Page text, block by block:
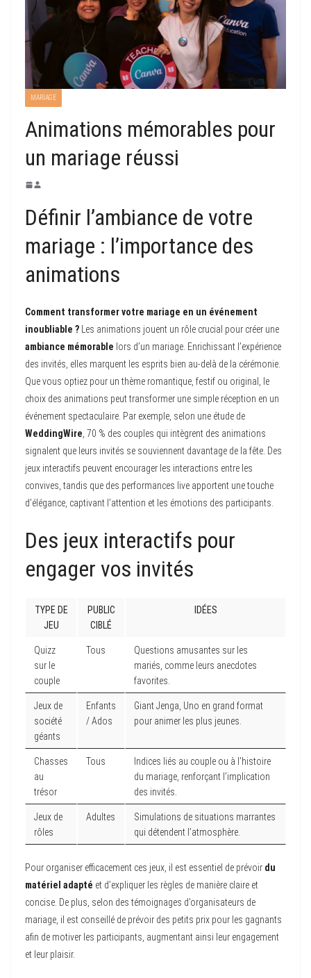
MARIAGE
Animations mémorables pour
un mariage réussi
Définir l’ambiance de votre
mariage : l’importance des
animations
Comment transformer votre mariage en un événement
inoubliable ? Les animations jouent un rôle crucial pour créer une
ambiance mémorable lors d’un mariage. Enrichissant l’expérience
des invités, elles marquent les esprits bien au-delà de la cérémonie.
Que vous optiez pour un thème romantique, festif ou original, le
choix des animations peut transformer une simple réception en un
événement spectaculaire. Par exemple, selon une étude de
WeddingWire , 70 % des couples qui intègrent des animations
signalent que leurs invités se souviennent davantage de la fête. Des
jeux interactifs peuvent encourager les interactions entre les
convives, tandis que des performances live apportent une touche
d’élégance, captivant l’attention et les émotions des participants.
Des jeux interactifs pour
engager vos invités
TYPE DE
JEU
PUBLIC
CIBLÉ
IDÉES
Quizz
sur le
couple
Tous
Questions amusantes sur les
mariés, comme leurs anecdotes
favorites.
Jeux de
société
géants
Enfants
/ Ados
Giant Jenga, Uno en grand format
pour animer les plus jeunes.
Chasses
au
trésor
Tous
Indices liés au couple ou à l’histoire
du mariage, renforçant l’implication
des invités.
Jeux de
rôles
Adultes
Simulations de situations marrantes
qui détendent l’atmosphère.
Pour organiser efficacement ces jeux, il est essentiel de prévoir du
matériel adapté et d’expliquer les règles de manière claire et
concise. De plus, selon des témoignages d’organisateurs de
mariage, il est conseillé de prévoir des petits prix pour les gagnants
afin de motiver les participants, augmentant ainsi leur engagement
et leur plaisir.